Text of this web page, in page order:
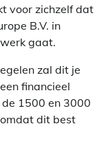
voor zichzelf dat
B.V. in
gaat.
zal dit je
financieel
1500 en 3000
omdat dit best